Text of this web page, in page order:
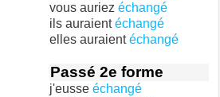
vous auriez échangé
ils auraientéchangé
elles auraientéchangé
Passé 2e forme
j'eusse échangé